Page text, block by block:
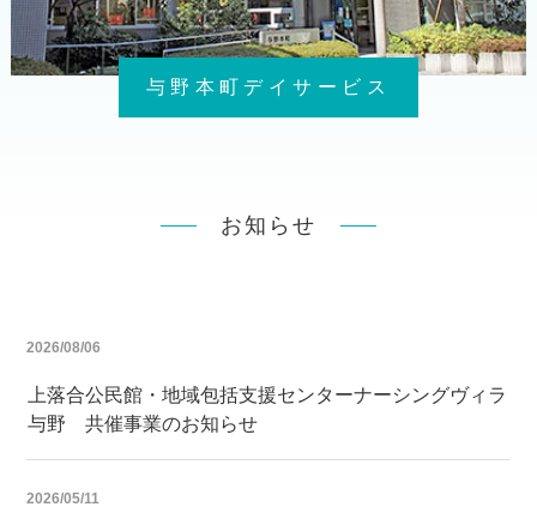
与野本町デイサービス
お知らせ
2026/08/06
上落合公民館・地域包括支援センターナーシングヴィラ
与野 共催事業のお知らせ
2026/05/11